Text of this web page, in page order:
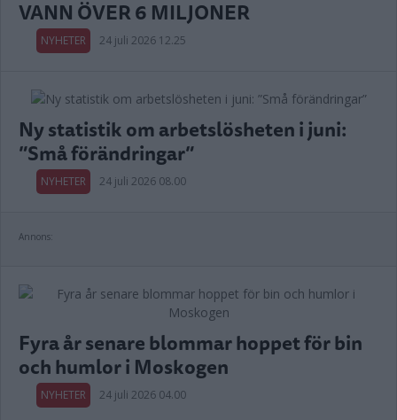
VANN ÖVER 6 MILJONER
NYHETER 24 juli 2026 12.25
Ny statistik om arbetslösheten i juni:
”Små förändringar”
NYHETER 24 juli 2026 08.00
Annons:
Fyra år senare blommar hoppet för bin
och humlor i Moskogen
NYHETER 24 juli 2026 04.00